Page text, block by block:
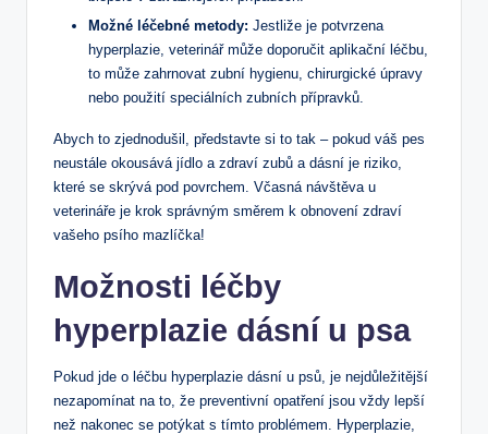
Možné léčebné metody: Jestliže je potvrzena
hyperplazie, veterinář může doporučit aplikační léčbu,
to může zahrnovat zubní hygienu, chirurgické úpravy
nebo použití speciálních zubních přípravků.
Abych to zjednodušil, představte si to tak – pokud váš pes
neustále okousává jídlo a zdraví zubů a dásní je riziko,
které se skrývá pod povrchem. Včasná návštěva u
veterináře je krok správným směrem k obnovení zdraví
vašeho psího mazlíčka!
Možnosti léčby
hyperplazie dásní u psa
Pokud jde o léčbu hyperplazie dásní u psů, je nejdůležitější
nezapomínat na to, že preventivní opatření jsou vždy lepší
než nakonec se potýkat s tímto problémem. Hyperplazie,